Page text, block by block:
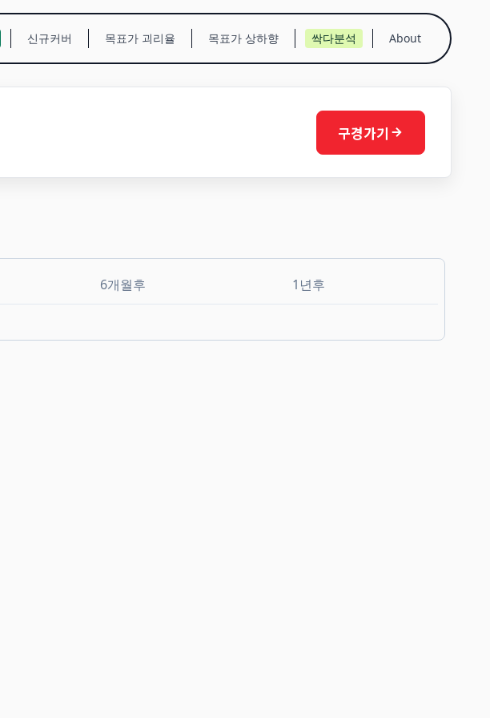
신규커버 목표가 괴리율 목표가 상하향 싹다분석 About
구경가기
6개월후 1년후